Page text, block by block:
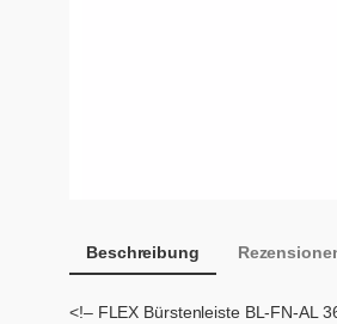
Beschreibung
<!– FLEX Bürstenleiste BL-FN-AL